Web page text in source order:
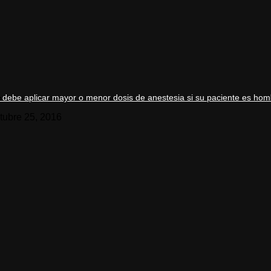
debe aplicar mayor o menor dosis de anestesia si su paciente es